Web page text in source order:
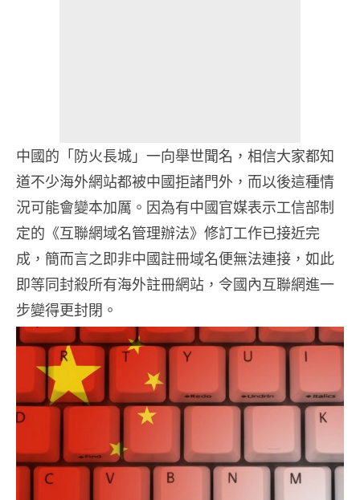
中國的「防火長城」一向舉世聞名，相信大家都知
道不少海外網站都被中國拒諸門外，而以後這種情
況可能會變本加厲。因為有中國官媒表示工信部制
定的《互聯網域名管理辦法》修訂工作已接近完
成，簡而言之即非中國註冊域名便無法連接，如此
即等同封殺所有海外註冊網站，令國內互聯網進一
步變得更封閉。